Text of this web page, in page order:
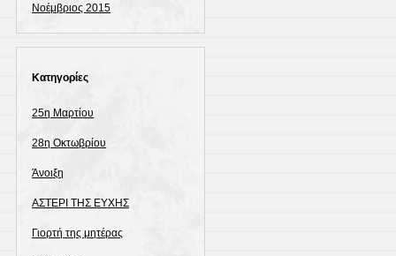
Νοέμβριος 2015
Kατηγορίες
25η Μαρτίου
28η Οκτωβρίου
Άνοιξη
ΑΣΤΕΡΙ ΤΗΣ ΕΥΧΗΣ
Γιορτή της μητέρας